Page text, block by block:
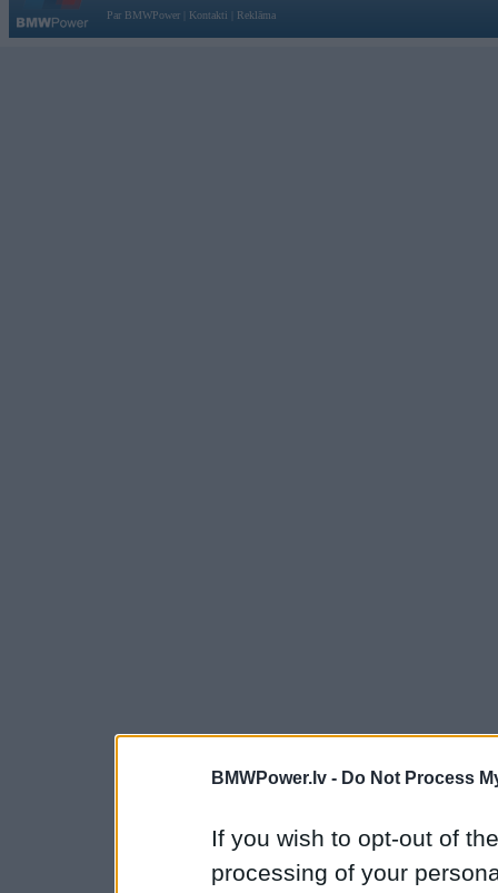
BMWPower.lv - Do Not Process
If you wish to opt-out of
processing of your
Par BMWPower
Kontakti Reklāma